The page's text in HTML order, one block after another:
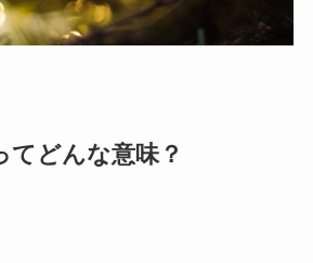
てどんな意味？